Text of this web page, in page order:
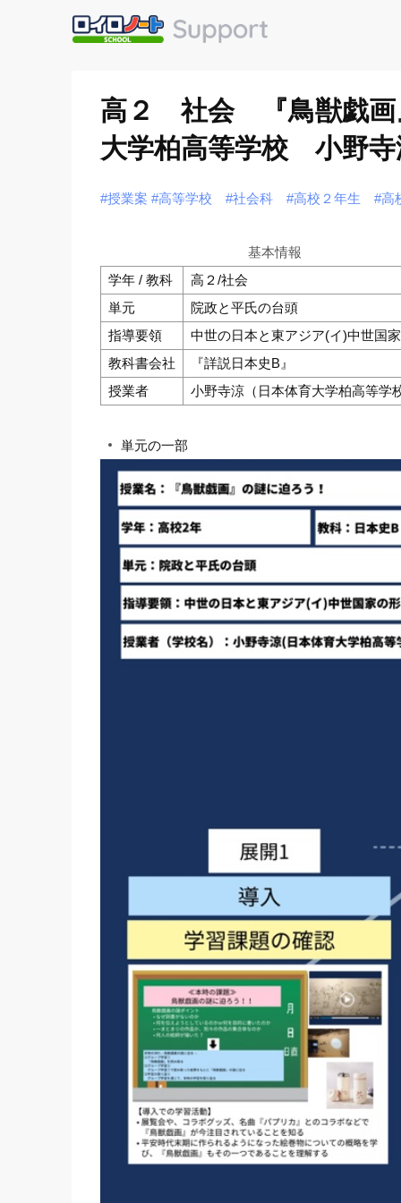
高２ 社会 『鳥獣戯画
大学柏高等学校 小野寺
#授業案 #高等学校 #社会科 #高校２年生 #高
基本情報
学年 / 教科
高２/社会
単元
院政と平氏の台頭
指導要領
中世の日本と東アジア(イ)中世国
教科書会社
『詳説日本史B』
授業者
小野寺涼（日本体育大学柏高等学
単元の一部